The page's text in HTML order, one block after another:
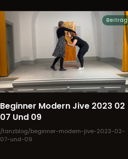
Beitrag
Beginner Modern Jive 2023 02
07 Und 09
/tanzblog/beginner-modern-jive-2023-02-
07-und-09